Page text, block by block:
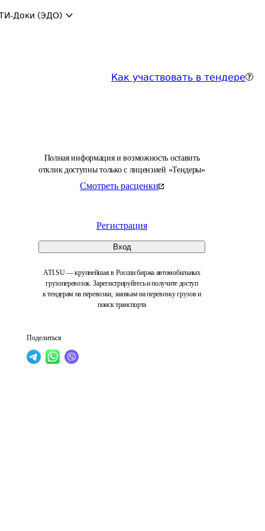
Доки (ЭДО)
Как участвовать в тендере
Полная информация и возможность оставить
отклик доступны только с лицензией «Тендеры»
Смотреть расценки
Регистрация
Вход
ATI.SU — крупнейшая в России биржа автомобильных
грузоперевозок. Зарегистрируйтесь и получите доступ
к тендерам на перевозки, заявкам на перевозку грузов и
поиск транспорта
Поделиться